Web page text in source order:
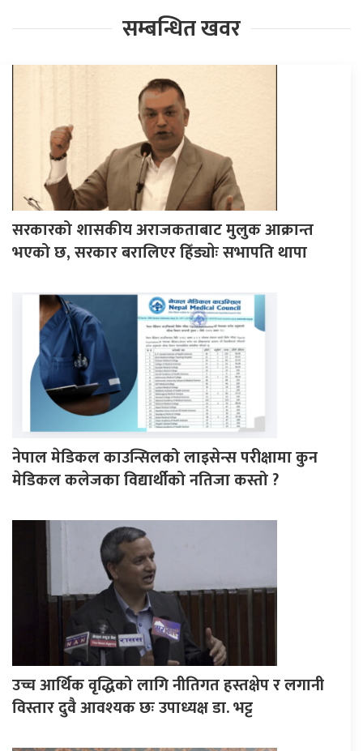
सम्बन्धित खवर
सरकारको शासकीय अराजकताबाट मुलुक आक्रान्त
भएको छ, सरकार बरालिएर हिँड्याेः सभापति थापा
नेपाल मेडिकल काउन्सिलको लाइसेन्स परीक्षामा कुन
मेडिकल कलेजका विद्यार्थीको नतिजा कस्तो ?
उच्च आर्थिक वृद्धिको लागि नीतिगत हस्तक्षेप र लगानी
विस्तार दुवै आवश्यक छः उपाध्यक्ष डा. भट्ट